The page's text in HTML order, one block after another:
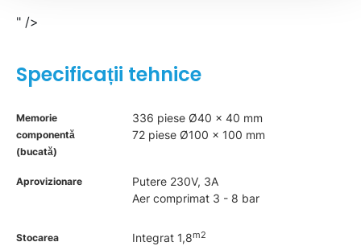
" />
Specificații tehnice
Memorie
componentă
(bucată)
336 piese Ø40 x 40 mm
72 piese Ø100 x 100 mm
Aprovizionare
Putere 230V, 3A
Aer comprimat 3 - 8 bar
Stocarea
Integrat 1,8m2